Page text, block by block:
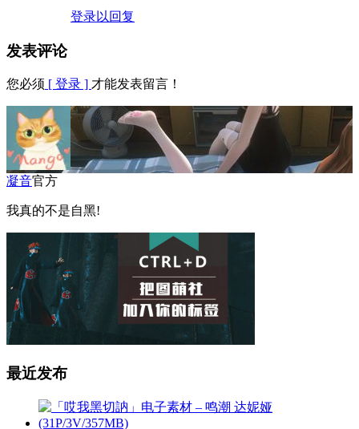
登录以回复
发表评论
您必须 [ 登录 ] 才能发表留言！
凝音官方
我真的不是自黑!
最近发布